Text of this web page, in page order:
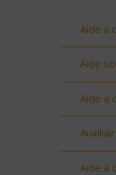
Aide à
Aide
Aide à
Aide à